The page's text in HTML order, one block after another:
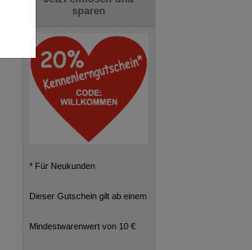
sparen
* Für Neukunden
Dieser Gutschein gilt ab einem
Mindestwarenwert von 10 €